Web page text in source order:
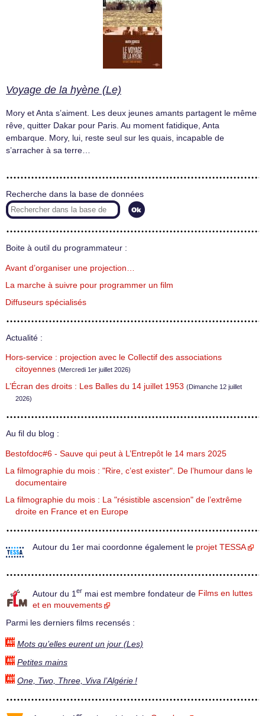
Voyage de la hyène (Le)
Mory et Anta s’aiment. Les deux jeunes amants partagent le même
rêve, quitter Dakar pour Paris. Au moment fatidique, Anta
embarque. Mory, lui, reste seul sur les quais, incapable de
s’arracher à sa terre…
Recherche dans la base de données
Boite à outil du programmateur :
Avant d’organiser une projection…
La marche à suivre pour programmer un film
Diffuseurs spécialisés
Actualité :
Hors-service : projection avec le Collectif des associations
citoyennes (Mercredi 1er juillet 2026)
L’Écran des droits : Les Balles du 14 juillet 1953 (Dimanche 12 juillet
2026)
Au fil du blog :
Bestofdoc#6 - Sauve qui peut à L’Entrepôt le 14 mars 2025
La filmographie du mois : "Rire, c’est exister". De l’humour dans le
documentaire
La filmographie du mois : La "résistible ascension" de l’extrême
droite en France et en Europe
Autour du 1er mai coordonne également le projet TESSA
Autour du 1 er mai est membre fondateur de Films en luttes
et en mouvements
Parmi les derniers films recensés :
Mots qu’elles eurent un jour (Les)
Petites mains
One, Two, Three, Viva l’Algérie !